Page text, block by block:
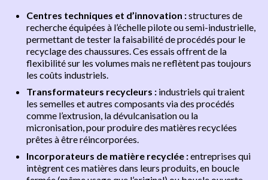
Centres techniques et d’innovation :structures de
recherche équipées à l’échelle pilote ou semi-industrielle,
permettant de tester la faisabilité de procédés pour le
recyclage des chaussures. Ces essais offrent de la
flexibilité sur les volumes mais ne reflètent pas toujours
les coûts industriels.
Transformateurs recycleurs : industriels qui traient
les semelles et autres composants via des procédés
comme l’extrusion, la dévulcanisation ou la
micronisation, pour produire des matières recyclées
prêtes à être réincorporées.
Incorporateurs de matière recyclée :entreprises qui
intègrent ces matières dans leurs produits, en boucle